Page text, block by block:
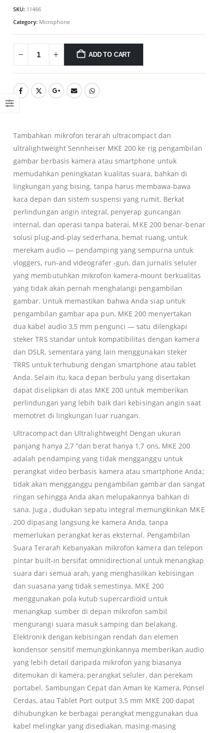
SKU: 11466
Category: Microphone
ADD TO CART
Tambahkan mikrofon terarah ultracompact dan
ultralightweight Sennheiser MKE 200 ke rig pengambilan
gambar berbasis kamera atau smartphone untuk
memudahkan peningkatan kualitas suara, bahkan di
lingkungan yang bising, tanpa harus membawa-bawa
kaca depan dan sistem suspensi yang rumit. Berkat
perlindungan angin integral, penyerap guncangan
internal, dan operasi tanpa baterai, MKE 200 benar-benar
solusi plug-and-play sederhana, hemat ruang, untuk
merekam audio — pendamping yang sempurna untuk
vloggers, run-and videografer -gun, dan jurnalis seluler
yang membutuhkan mikrofon kamera-mount berkualitas
yang tidak akan pernah menghalangi pengambilan
gambar. Untuk memastikan bahwa Anda siap untuk
pengambilan gambar apa pun, MKE 200 menyertakan
dua kabel audio 3,5 mm pengunci — satu dilengkapi
steker TRS standar untuk kompatibilitas dengan kamera
dan DSLR, sementara yang lain menggunakan steker
TRRS untuk terhubung dengan smartphone atau tablet
Anda. Selain itu, kaca depan berbulu yang disertakan
dapat diselipkan di atas MKE 200 untuk memberikan
perlindungan yang lebih baik dari kebisingan angin saat
memotret di lingkungan luar ruangan.
Ultracompact dan Ultralightweight Dengan ukuran
panjang hanya 2,7 “dan berat hanya 1,7 ons, MKE 200
adalah pendamping yang tidak mengganggu untuk
perangkat video berbasis kamera atau smartphone Anda;
tidak akan mengganggu pengambilan gambar dan sangat
ringan sehingga Anda akan melupakannya bahkan di
sana. Juga , dudukan sepatu integral memungkinkan MKE
200 dipasang langsung ke kamera Anda, tanpa
memerlukan perangkat keras eksternal. Pengambilan
Suara Terarah Kebanyakan mikrofon kamera dan telepon
pintar built-in bersifat omnidirectional untuk menangkap
suara dari semua arah, yang menghasilkan kebisingan
dan suasana yang tidak semestinya. MKE 200
menggunakan pola kutub supercardioid untuk
menangkap sumber di depan mikrofon sambil
mengurangi suara masuk samping dan belakang.
Elektronik dengan kebisingan rendah dan elemen
kondensor sensitif memungkinkannya memberikan audio
yang lebih detail daripada mikrofon yang biasanya
ditemukan di kamera, perangkat seluler, dan perekam
portabel. Sambungan Cepat dan Aman ke Kamera, Ponsel
Cerdas, atau Tablet Port output 3,5 mm MKE 200 dapat
dihubungkan ke berbagai perangkat menggunakan dua
kabel melingkar yang disediakan, masing-masing